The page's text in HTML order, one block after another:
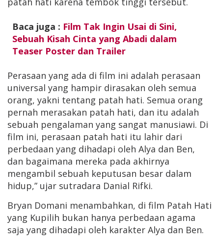
Baca juga : Film Tak Ingin Usai di Sini,
Sebuah Kisah Cinta yang Abadi dalam
Teaser Poster dan Trailer
Perasaan yang ada di film ini adalah perasaan
universal yang hampir dirasakan oleh semua
orang, yakni tentang patah hati. Semua orang
pernah merasakan patah hati, dan itu adalah
sebuah pengalaman yang sangat manusiawi. Di
film ini, perasaan patah hati itu lahir dari
perbedaan yang dihadapi oleh Alya dan Ben,
dan bagaimana mereka pada akhirnya
mengambil sebuah keputusan besar dalam
hidup,” ujar sutradara Danial Rifki.
Bryan Domani menambahkan, di film Patah Hati
yang Kupilih bukan hanya perbedaan agama
saja yang dihadapi oleh karakter Alya dan Ben.